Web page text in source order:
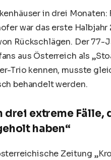
in drei Monaten:
war das erste Halbjahr
Rückschlägen. Der 77-
aus Österreich als
Trio kennen, musste
behandelt werden.
drei extreme Fälle,
haben“
Zeitung